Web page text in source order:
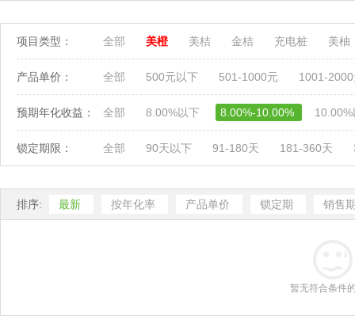
项目类型： 全部 美橙 美桔 金桔 充电桩 美柚
产品单价： 全部 500元以下 501-1000元 1001-
预期年化收益： 全部 8.00%以下 8.00%-10.00%
锁定期限： 全部 90天以下 91-180天 181-360天
排序: 最新 按年化率 产品单价 锁定期 销售
暂无符合条件